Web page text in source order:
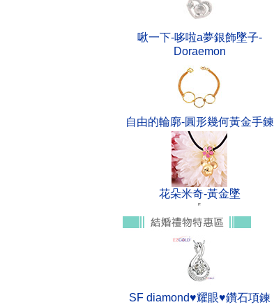
啾一下-哆啦a夢銀飾墜子-
Doraemon
自由的輪廓-圓形幾何黃金手鍊
花朵米奇-黃金墜
SF diamond♥耀眼♥鑽石項鍊